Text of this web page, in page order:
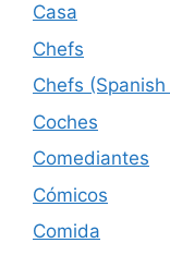
Casa
Chefs
Chefs
Coches
Comediantes
Cómicos
Comida